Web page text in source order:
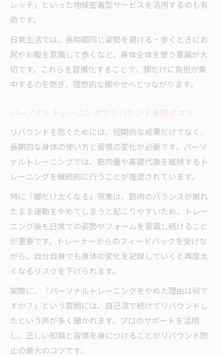
レッチ」といった地域密着型サービスを活用するのも有
効です。
日常生活では、長時間同じ姿勢を避ける・歩くときにお
尻やお腹を意識して歩くなど、身体全体を使う意識が大
切です。これらを習慣化することで、脚だけに負担が集
中するのを防ぎ、理想的な脚やせへとつながります。
パーソナルトレーニングでリバウンドを防ぐコツ
リバウンドを防ぐためには、短期的な成果だけでなく、
長期的な身体の使い方と習慣の変化が必要です。パーソ
ナルトレーニングでは、筋肉量や基礎代謝を維持するト
レーニングを継続的に行うことが推奨されています。
特に「脚だけ太くなる」現象は、筋肉のバランスが崩れ
たまま運動をやめてしまうと起こりやすいため、トレー
ニング後も日常での姿勢やフォームを意識し続けること
が重要です。トレーナーからのフィードバックを受けな
がら、自分自身でも身体の変化を記録していくと再度太
くなるリスクを下げられます。
実際に、「パーソナルトレーニングをやめた理由は何で
すか？」という質問には、自己流で続けてリバウンドし
たという声が多く聞かれます。プロのサポートを活用
し、正しい知識と習慣を身につけることがリバウンド防
止の最大のコツです。